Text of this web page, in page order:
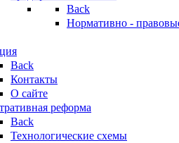
Back
Нормативно -
Back
Контакты
О сайте
реформа
Back
Технологические схемы